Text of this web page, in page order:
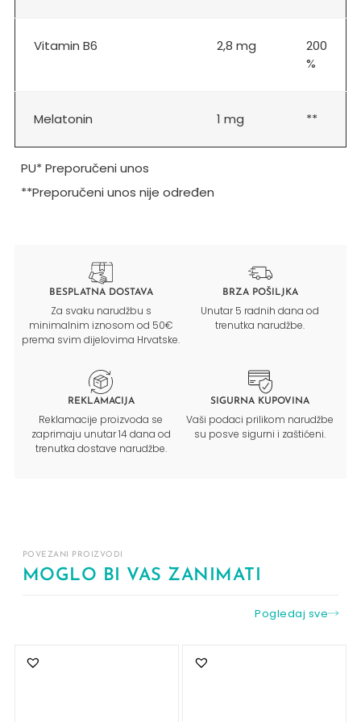
Vitamin B6 2,8 mg
200
%
Melatonin 1 mg **
PU* Preporučeni unos
**Preporučeni unos nije određen
BESPLATNA DOSTAVA
Za svaku narudžbu s
minimalnim iznosom od 50€
prema svim dijelovima Hrvatske.
BRZA POŠILJKA
Unutar 5 radnih dana od
trenutka narudžbe.
REKLAMACIJA
Reklamacije proizvoda se
zaprimaju unutar 14 dana od
trenutka dostave narudžbe.
SIGURNA KUPOVINA
Vaši podaci prilikom narudžbe
su posve sigurni i zaštićeni.
POVEZANI PROIZVODI
MOGLO BI VAS ZANIMATI
Pogledaj sve